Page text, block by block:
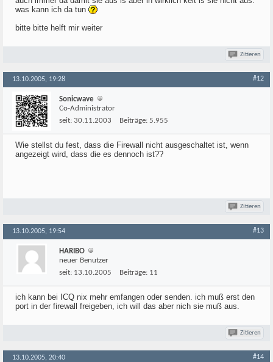
was kann ich da tun
bitte bitte helft mir weiter
Zitieren
13.10.2005, 19:28 #12
Sonicwave
Co-Administrator
seit: 30.11.2003 Beiträge: 5.955
Wie stellst du fest, dass die Firewall nicht ausgeschaltet ist, wenn
angezeigt wird, dass die es dennoch ist??
Zitieren
13.10.2005, 19:54 #13
HARIBO
neuer Benutzer
seit: 13.10.2005 Beiträge: 11
ich kann bei ICQ nix mehr emfangen oder senden. ich muß erst den
port in der firewall freigeben, ich will das aber nich sie muß aus.
Zitieren
13.10.2005, 20:40 #14